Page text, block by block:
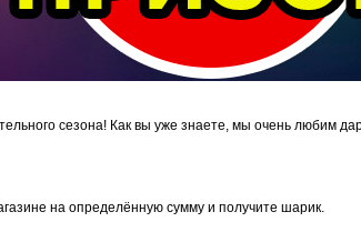
сезона! Как вы уже знаете, мы очень любим
на определённую сумму и получите шарик.